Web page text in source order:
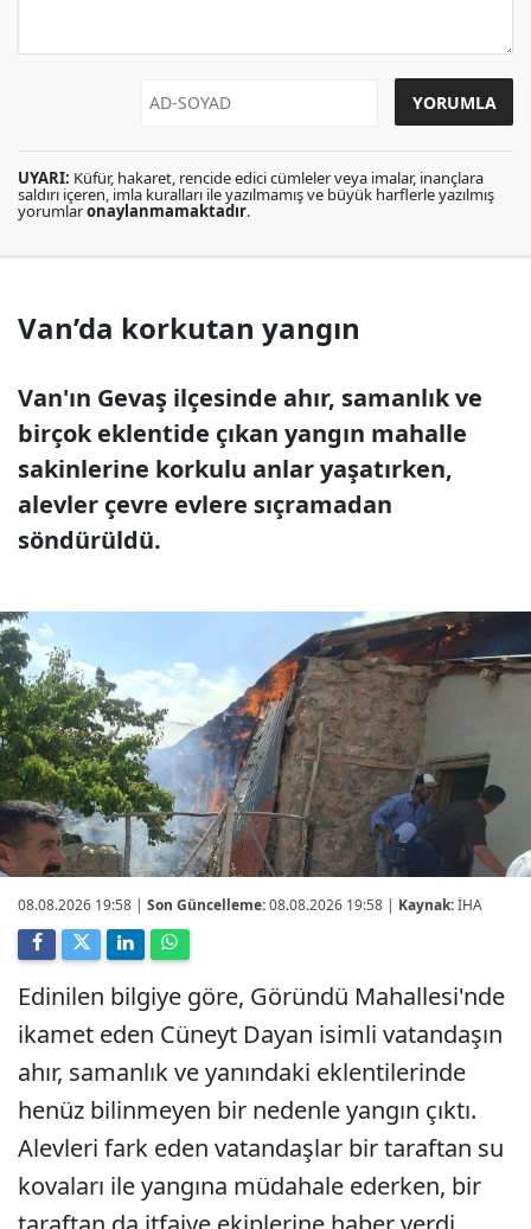
UYARI: Küfür, hakaret, rencide edici cümleler veya imalar, inançlara
saldırı içeren, imla kuralları ile yazılmamış ve büyük harflerle yazılmış
yorumlaronaylanmamaktadır.
Van’da korkutan yangın
Van'ın Gevaş ilçesinde ahır, samanlık ve
birçok eklentide çıkan yangın mahalle
sakinlerine korkulu anlar yaşatırken,
alevler çevre evlere sıçramadan
söndürüldü.
08.08.2026 19:58 | Son Güncelleme:08.08.2026 19:58 | Kaynak:İHA
Edinilen bilgiye göre, Göründü Mahallesi'nde
ikamet eden Cüneyt Dayan isimli vatandaşın
ahır, samanlık ve yanındaki eklentilerinde
henüz bilinmeyen bir nedenle yangın çıktı.
Alevleri fark eden vatandaşlar bir taraftan su
kovaları ile yangına müdahale ederken, bir